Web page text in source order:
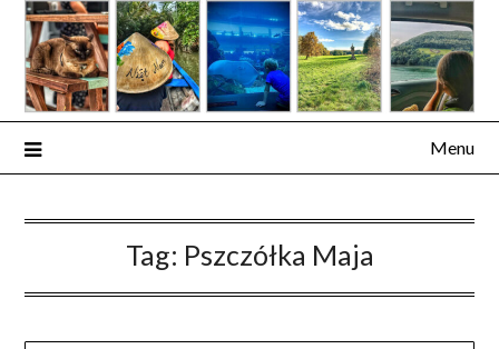
Skip
content
Menu
Tag: Pszczółka Maja